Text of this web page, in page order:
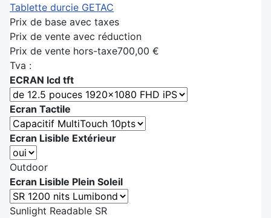
Tablette durcie GETAC
Prix de base avec taxes
Prix de vente avec réduction
Prix de vente hors-taxe700,00 €
Tva :
ECRAN lcd tft
Ecran Tactile
Ecran Lisible Extérieur
Outdoor
Ecran Lisible Plein Soleil
Sunlight Readable SR